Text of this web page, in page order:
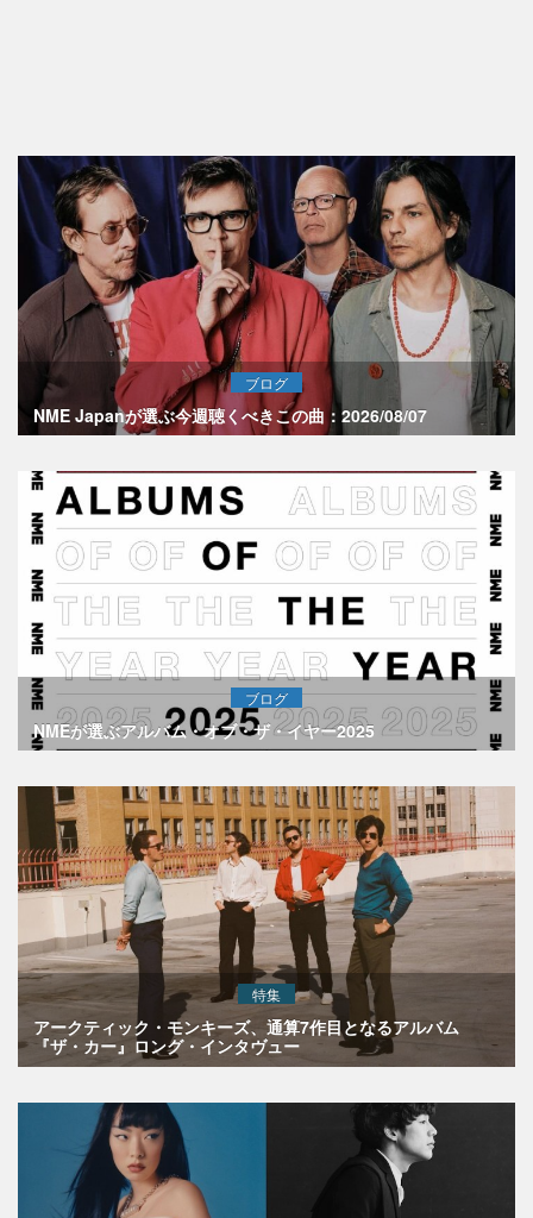
ブログ
NME Japanが選ぶ今週聴くべきこの曲：2026/08/07
ブログ
NMEが選ぶアルバム・オブ・ザ・イヤー2025
特集
アークティック・モンキーズ、通算7作目となるアルバム
『ザ・カー』ロング・インタヴュー